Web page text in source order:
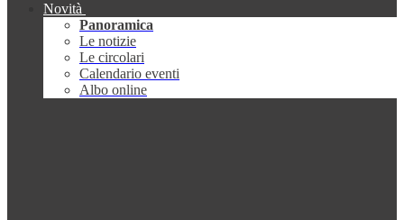
Novità
Panoramica
Le notizie
Le circolari
Calendario eventi
Albo online